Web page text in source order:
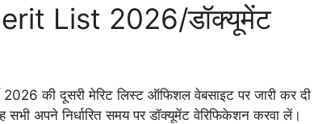
List 2026/डॉक्यूमेंट
2026 की दूसरी मेरिट लिस्ट ऑफिशल वेबसाइट पर जारी कर दी
अपने निर्धारित समय पर डॉक्यूमेंट वेरिफिकेशन करवा लें।